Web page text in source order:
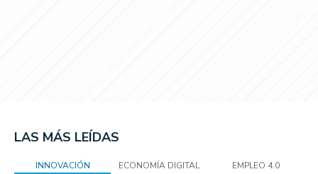
LAS MÁS LEÍDAS
INNOVACIÓN ECONOMÍA DIGITAL EMPLEO 4.0